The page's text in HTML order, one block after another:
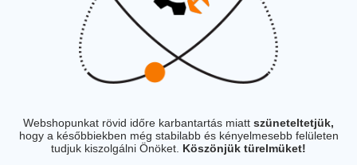
Webshopunkat rövid időre karbantartás miatt szüneteltetjük,
hogy a későbbiekben még stabilabb és kényelmesebb felületen
tudjuk kiszolgálni Önöket. Köszönjük türelmüket!